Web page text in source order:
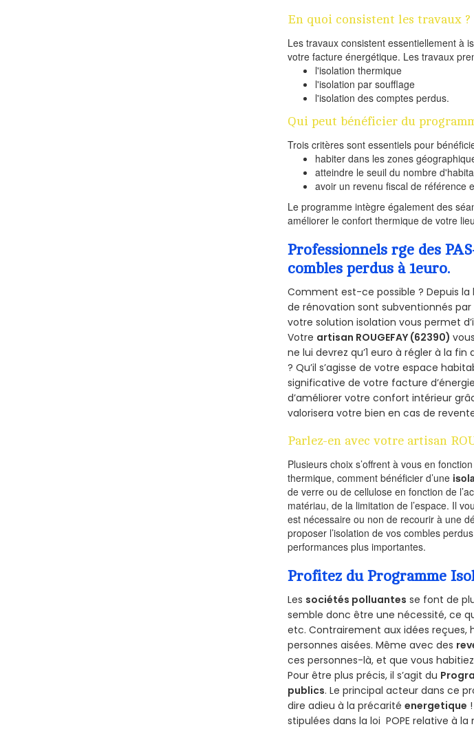
En quoi consistent les travaux ?
Les travaux consistent essentiellement à
votre facture énergétique. Les travaux
l'isolation thermique
l'isolation par soufflage
l'isolation des comptes perdus.
Qui peut bénéficier du
Trois critères sont essentiels pour
habiter dans les zones
atteindre le seuil du nombre
avoir un revenu fiscal de référence
Le programme intègre également des
améliorer le confort thermique de votre
Professionnels rge des
combles perdus à 1euro.
Comment est-ce possible ? Depuis la
de rénovation sont subventionnés par
votre solution isolation vous permet
Votre artisan ROUGEFAY (62390)
ne lui devrez qu’1 euro à régler à la
? Qu’il s’agisse de votre espace
significative de votre facture
d’améliorer votre confort intérieur
valorisera votre bien en cas de
Parlez-en avec votre artisan
Plusieurs choix s’offrent à vous en
thermique, comment bénéficier d’une
de verre ou de cellulose en fonction de
matériau, de la limitation de l’espace. Il
est nécessaire ou non de recourir à une
proposer l’isolation de vos combles
performances plus importantes.
Profitez du Programme
Les sociétés polluantes se font de
semble donc être une nécessité, ce
etc. Contrairement aux idées reçues,
personnes aisées. Même avec des
ces personnes-là, et que vous
Pour être plus précis, il s’agit du
publics. Le principal acteur dans ce
dire adieu à la précaritéenergetique
stipulées dans la loi POPE relative à